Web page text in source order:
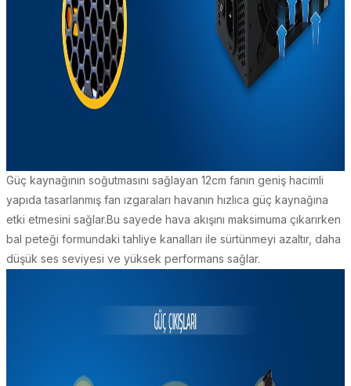
Güç kaynağının soğutmasını sağlayan 12cm fanın geniş hacimli
yapıda tasarlanmış fan ızgaraları havanın hızlıca güç kaynağına
etki etmesini sağlar.Bu sayede hava akışını maksimuma çıkarırken
bal peteği formundaki tahliye kanalları ile sürtünmeyi azaltır, daha
düşük ses seviyesi ve yüksek performans sağlar.